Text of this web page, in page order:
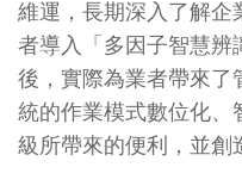
維運，長期深入了解企
者導入「多因子智慧辨
後，實際為業者帶來了
統的作業模式數位化、
級所帶來的便利，並創